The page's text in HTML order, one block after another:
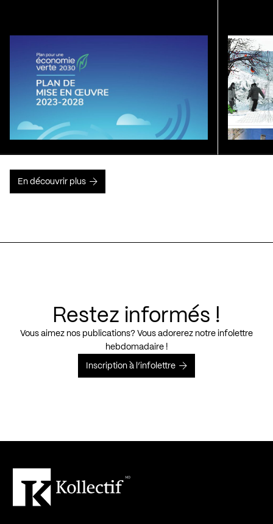
En découvrir plus
Restez informés !
Vous aimez nos publications? Vous adorerez notre infolettre
hebdomadaire !
Inscription à l’infolettre